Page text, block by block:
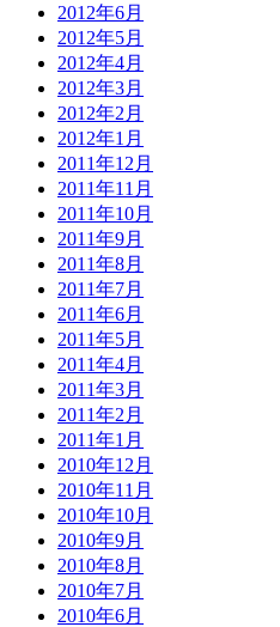
2012年6月
2012年5月
2012年4月
2012年3月
2012年2月
2012年1月
2011年12月
2011年11月
2011年10月
2011年9月
2011年8月
2011年7月
2011年6月
2011年5月
2011年4月
2011年3月
2011年2月
2011年1月
2010年12月
2010年11月
2010年10月
2010年9月
2010年8月
2010年7月
2010年6月